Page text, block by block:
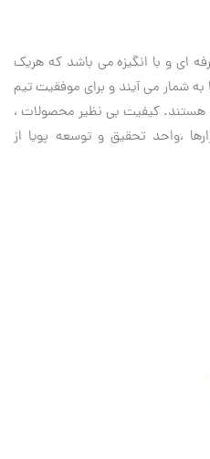
ای و با انگیزه می باشد که هریک
شمار می آیند و برای موفقیت تيم
هستند. کیفیت بی نظير محصولات ،
،واحد تحقیق و توسعه پویا از